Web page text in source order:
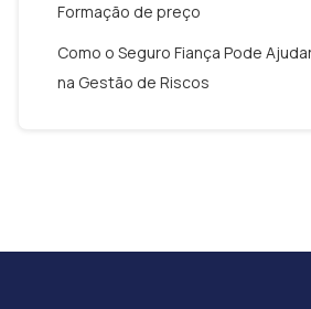
Formação de preço
Como o Seguro Fiança Pode
na Gestão de Riscos